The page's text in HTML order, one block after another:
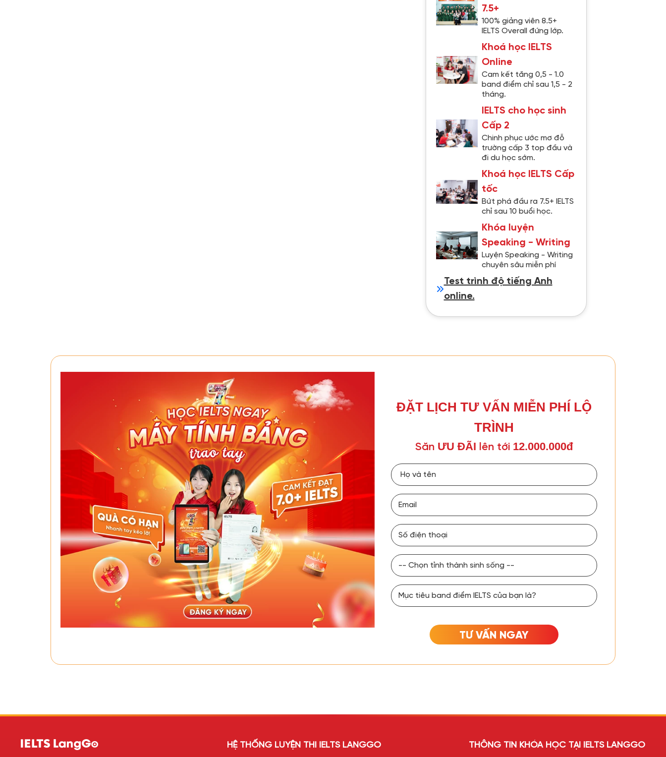
7.5+
100% giảng viên 8.5+
IELTS Overall đứng lớp.
Khoá học IELTS
Online
Cam kết tăng 0,5 - 1.0
band điểm chỉ sau 1,5 - 2
tháng.
IELTS cho học sinh
Cấp 2
Chinh phục ước mơ đỗ
trường cấp 3 top đầu và
đi du học sớm.
Khoá học IELTS Cấp
tốc
Bứt phá đầu ra 7.5+ IELTS
chỉ sau 10 buổi học.
Khóa luyện
Speaking - Writing
Luyện Speaking - Writing
chuyên sâu miễn phí
Test trình độ tiếng Anh
online.
ĐẶT LỊCH TƯ VẤN MIỄN PHÍ LỘ
TRÌNH
Săn ƯU ĐÃI lên tới 12.000.000đ
TƯ VẤN NGAY
HỆ THỐNG LUYỆN THI IELTS LANGGO THÔNG TIN KHÓA HỌC TẠI IELTS LANGGO